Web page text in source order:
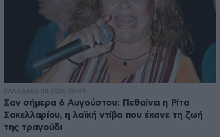
ΕΛΛΑΔΑ06·08·2026 00:09
Σαν σήμερα 6 Αυγούστου: Πεθαίνει η Ρίτα
Σακελλαρίου, η λαϊκή ντίβα που έκανε τη ζωή
της τραγούδι